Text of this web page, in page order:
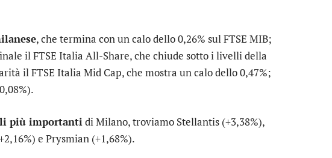
, che termina con un calo dello 0,26% sulFTSE MIB;
ilFTSE Italia All-Share, che chiude sotto i livelli della
ilFTSE Italia Mid Cap, che mostra un calo dello 0,47%;
più importantidi Milano, troviamo Stellantis (+3,38%),
e Prysmian (+1,68%).